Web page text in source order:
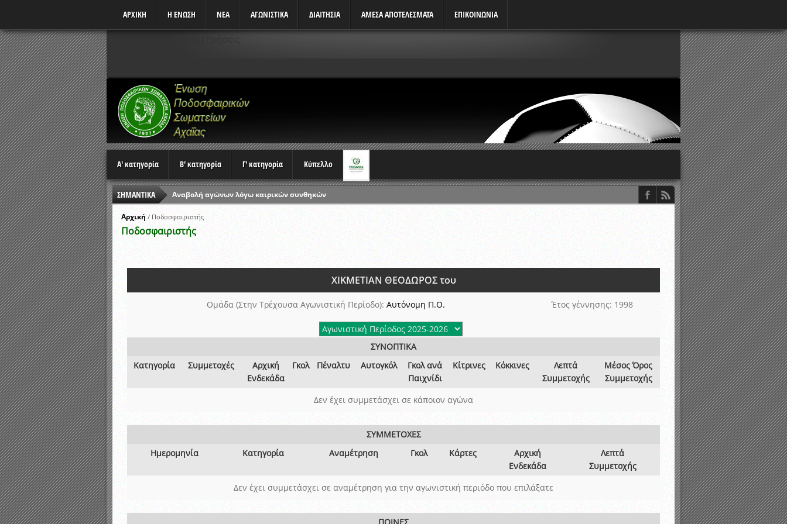
ΑΡΧΙΚΗ Η ΕΝΩΣΗ ΝΕΑ ΑΓΩΝΙΣΤΙΚΆ ΔΙΑΙΤΗΣΙΑ ΑΜΕΣΑ ΑΠΟΤΕΛΕΣΜΑΤΑ ΕΠΙΚΟΙΝΩΝΙΑ
Α' κατηγορία Β' κατηγορία Γ' κατηγορία Κύπελλο
ΣΗΜΑΝΤΙΚΑ
Αναβολή αγώνων λόγω καιρικών συνθηκών
Ώρες έναρξης αγώνων Πρωταθλημάτων
Αποτελέσματα επαναληπτικών γραπτών εξετάσεων και αγωνιστικών δοκιμασιών διαιτητών και παρατηρητών ΕΠΣΑ
Κληρώσεις Πρωταθλημάτων και Κυπέλλου 2015-2016
Αρχική / Ποδοσφαιριστής
Ποδοσφαιριστής
ΧΙΚΜΕΤΙΑΝ ΘΕΟΔΩΡΟΣ του
Ομάδα (Στην Τρέχουσα Αγωνιστική Περίοδο): Αυτόνομη Π.Ο. Έτος γέννησης: 1998
ΣΥΝΟΠΤΙΚΑ
Κατηγορία
Συμμετοχές
Αρχική
Ενδεκάδα
Γκολ Πέναλτυ Αυτογκόλ
Γκολ ανά
Παιχνίδι
Κίτρινες Κόκκινες
Λεπτά
Συμμετοχής
Μέσος Όρος
Συμμετοχής
Δεν έχει συμμετάσχει σε κάποιον αγώνα
ΣΥΜΜΕΤΟΧΕΣ
Ημερομηνία
Κατηγορία Αναμέτρηση Γκολ Κάρτες
Αρχική
Ενδεκάδα
Λεπτά
Συμμετοχής
Δεν έχει συμμετάσχει σε αναμέτρηση για την αγωνιστική περιόδο που επιλάξατε